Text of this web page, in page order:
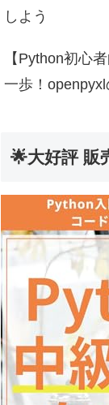
しよう
【Python初心
一歩！
🌟大好評 販